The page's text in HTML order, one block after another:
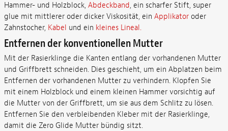
Hammer- und Holzblock, Abdeckband, ein scharfer Stift, super
glue mit mittlerer oder dicker Viskosität, ein Applikatoroder
Zahnstocher, Kabel und ein kleines Lineal.
Entfernen der konventionellen Mutter
Mit der Rasierklinge die Kanten entlang der vorhandenen Mutter
und Griffbrett schneiden. Dies geschieht, um ein Abplatzen beim
Entfernen der vorhandenen Mutter zu verhindern. Klopfen Sie
mit einem Holzblock und einem kleinen Hammer vorsichtig auf
die Mutter von der Griffbrett, um sie aus dem Schlitz zu lösen.
Entfernen Sie den verbleibenden Kleber mit der Rasierklinge,
damit die Zero Glide Mutter bündig sitzt.